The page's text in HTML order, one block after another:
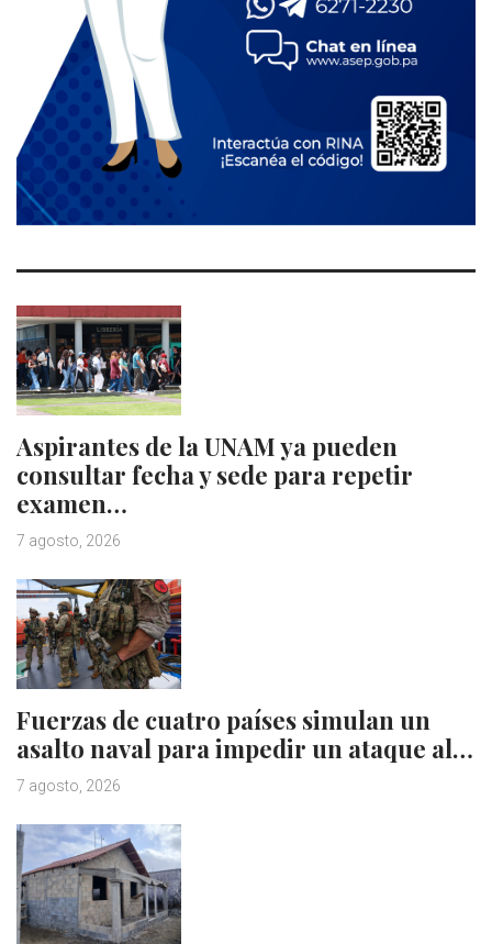
Aspirantes de la UNAM ya pueden
consultar fecha y sede para repetir
examen…
7 agosto, 2026
Fuerzas de cuatro países simulan un
asalto naval para impedir un ataque al…
7 agosto, 2026